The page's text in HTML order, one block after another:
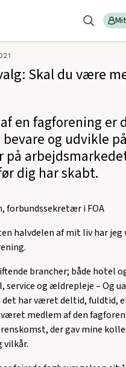
Søg
Skal du være
en fagforening er
og udvikle
på
dig har skabt.
forbundssekretær i FOA
halvdelen af mit liv har
brancher; både hotel
service og ældrepleje – Og
det har været deltid, fuldtid,
medlem af den
der gav mine
vilkår.